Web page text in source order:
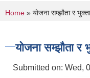
You are
Home » योजना सम्झौता र
योजना सम्झौता र
Submitted on: Wed,